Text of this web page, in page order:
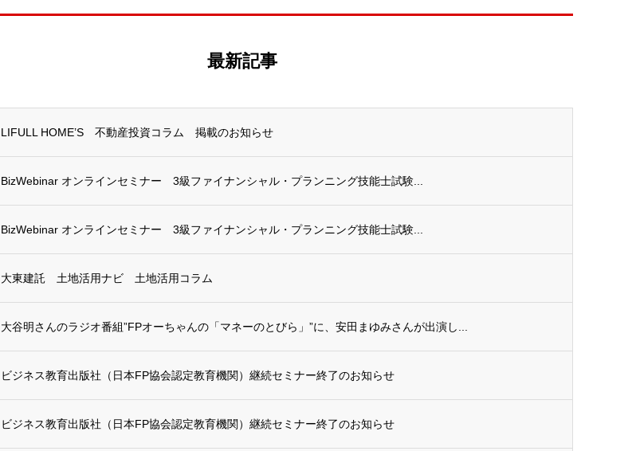
最新記事
LIFULL HOME’S 不動産投資コラム 掲載のお知らせ
BizWebinar オンラインセミナー 3級ファイナンシャル・プランニング技能士試験...
BizWebinar オンラインセミナー 3級ファイナンシャル・プランニング技能士試験...
大東建託 土地活用ナビ 土地活用コラム
大谷明さんのラジオ番組”FPオーちゃんの「マネーのとびら」”に、安田まゆみさんが出演し...
ビジネス教育出版社（日本FP協会認定教育機関）継続セミナー終了のお知らせ
ビジネス教育出版社（日本FP協会認定教育機関）継続セミナー終了のお知らせ